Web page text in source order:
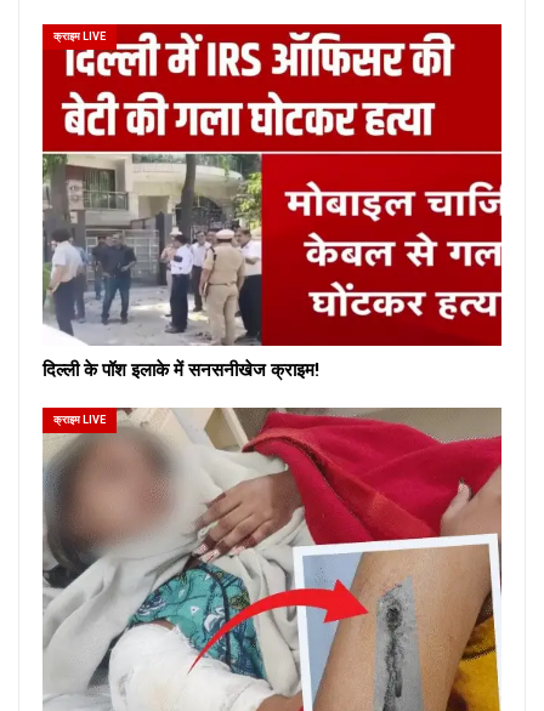
क्राइम LIVE
दिल्ली के पॉश इलाके में सनसनीखेज क्राइम!
क्राइम LIVE